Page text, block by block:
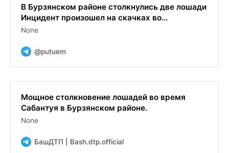
В Бурзянском районе столкнулись две лошади
Инцидент произошел на скачках во...
None
@putuem
Мощное столкновение лошадей во время
Сабантуя в Бурзянском районе.
None
БашДТП | Bash.dtp.official